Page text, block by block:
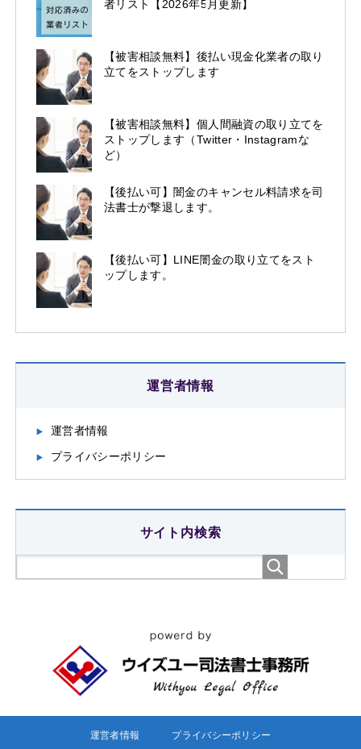
者リスト【2026年5月更新】
【被害相談無料】後払い現金化業者の取り
立てをストップします
【被害相談無料】個人間融資の取り立てを
ストップします（Twitter・Instagramな
ど）
【後払い可】闇金のキャンセル料請求を司
法書士が撃退します。
【後払い可】LINE闇金の取り立てをスト
ップします。
運営者情報
運営者情報
プライバシーポリシー
サイト内検索
運営者情報 プライバシーポリシー